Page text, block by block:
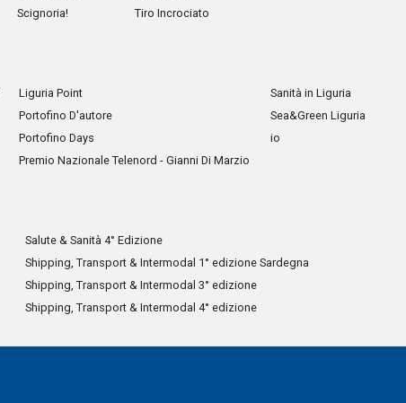
Scignoria!
Tiro Incrociato
Liguria Point
Portofino D'autore
Portofino Days
Premio Nazionale Telenord - Gianni Di Marzio
Sanità in Liguria
Sea&Green Liguria
io
Salute & Sanità 4° Edizione
Shipping, Transport & Intermodal 1° edizione Sardegna
Shipping, Transport & Intermodal 3° edizione
Shipping, Transport & Intermodal 4° edizione